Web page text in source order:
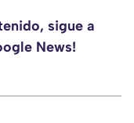
sigue a
News!